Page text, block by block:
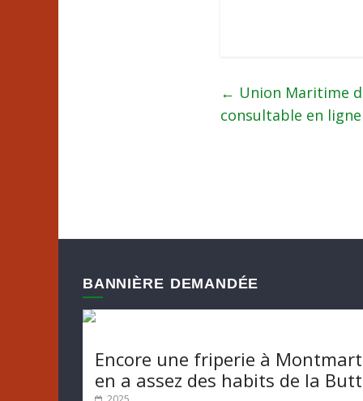
← Union Maritime
consultable en ligne
BANNIÈRE DEMANDÉE
Encore une friperie à
en a assez des habits de la